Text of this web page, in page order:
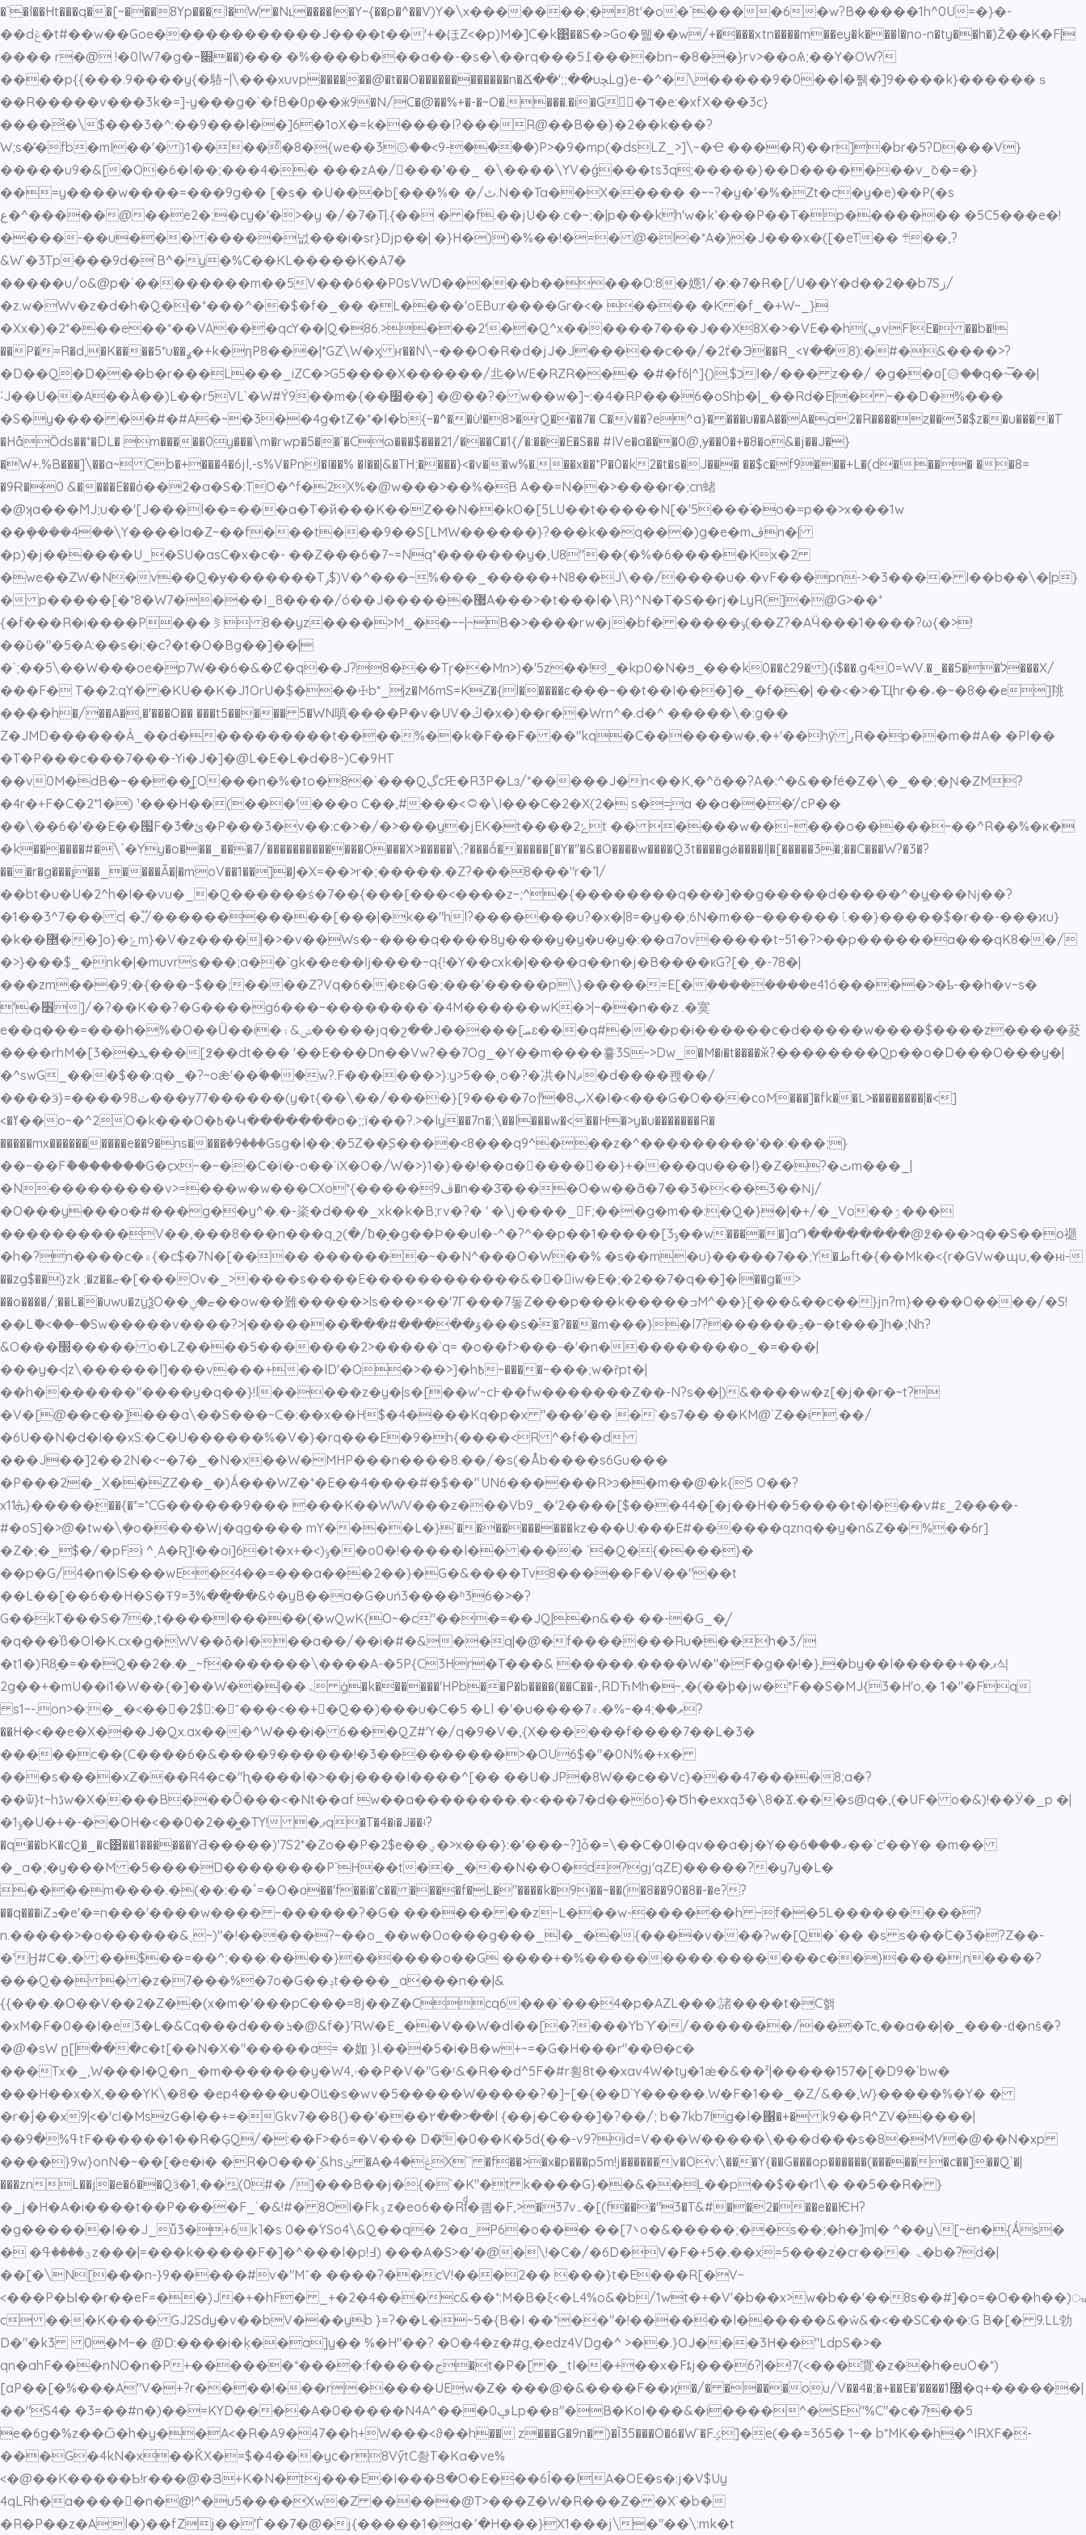
�`�l��Ht���q��[~���8Yp���l�W �Nʟ����I�Y~{��p�^��V)Y�\x�������;�8t'�o�`����6�w?B�����1h^0U=�}�-
��dݝ�t#��w��Goe������������J����t��'+�ほZ<�p)M�]C�k͹��S�˃Go�뭷��w/+����xtn����m��ey�k���l�no-n�ty��h�)Ž��K�F|
���� r�@ !�0lW7�g�~׍��)��� �%����b���a��-�s�\��rq���5߁����bn~�8��}rv>��oѦ;��Y�OW?
����p{{���.9����y{�䮞~|\���xuvp������@�t��O������������n�Ճ��';;��uﭽLg}e-�^�\�����9�0��l�퉭�]9����k}������ｓ
��R�����v���3k�=]-y���g�`�fB�߀ρ��ӝ9�N/C�@��%+�-�~O�.���.�i�G򕩔�ד�e:�xfX���3c}
����̌�\$���3�^:��9���l��]6�1oX�=k�����I?���R@��B��}�2��k���?
W;s�̓�fb�mI��'� }1����ͯ�8�{we��3۞��<9-����)P>�9�mp(�dsLZ_>]\~�Ҽ ����R)��r]�br�5?D���V}
�����u9�&[�O�6�l��;���4�� ���zA�/󓢏���'��_ �\����\YV�ǵ���ts3q;�����}��D�������v_̄o�=�}
��=y����w����=���9g�� [�s� �U���b[���%� �/ٿ.N��Ta��X����� �~~?�y�'�%�Zt�c�y�e)��P(�s
ع�^�����@��e2�;�cy�'�>�y �/�7�T|.{�� � �f.��jU��.c�~;�|p���kh'w�kʻ���P��T�p������� �5C5���e�!
����-��u��� �����넚���i�sr}Djp��| �}H�))�%��!�=� @�l�*A�)�J���x�([�eT�� ܊��,?
&W`�3Tp���9d�`B^�y�%C��KL�����K�A7�
�����u/o&@p�`��������m��5V���6��P0sVWD�����b�����O:8�嫕1/�:�7�R�[/U��Y�d��2��b7Sز/
�z.w�Wv�z�d�h�Q�|�*���^��$�f�_�� �L����'oEBu:r����Gr�<� ���� �K �f_�+W~_}
�Xx�)�2*���e��*��VA���qcY��|Q�86.>���2'��Q^x������7���J��X8X�>�VE��h(ڥvFlE� ��b�!
��P�=R�d,�K����5*u��ߩ�+k�ηP8���|*GZ\W�ӽ ҥ��N\~���O�R�d�jJ�J�����c��/�2݃t�Э��R_<٧��8):�#�&����>?
�D��Q�D���b�r���L���_iZC�>G5����X������/丠�WE�RZR��� �#�f6|^]{).$כӀ�/��� z��/ �g��ο[۞��q�~̿��|
˸J��U��A��À��)L��r5VL`�W#Ý9��m�{��׷��] �@��?� w��w�]~:�4�RP���6�oShþ�|_��Rd�E|� ~��D�%���
�S�y���� ��#�#A�~�3��4g�tZ�*�Ι�b{~�^��ù!�8>�rQ���7� C�v��?e^a}� ���u��A��A�a2�R����ȥ��3�$z��u����T
�HåȌds��*�DL� m�����0y���\m�rwp�5��`�Cɷ���$���21/���C�1{/�:���E�S�� #IVe�a���0@,ɏ��0�+�8�o&�j��J�}
�W+.%B���]\��a~ Cb�+���4�6jl,-s%V�PnI�I��% �I��|&�TH;����}<�v��w%�.��x��*P�0�k2�t�s�J��� ��$c�f9���+L�(d�!��� ��8=
�9Ɍ�0 &����E��ό��2�a�S�:TO�^f�2X%�@w���>��%�B A��=N��>����r�;cn蝫
�@ʞa���ϺJ;u��'[J���l��=���a�T�й���K��Z��N��kO�[5LU��t�����N[�'5���֜�o�=p��>x���1w
��ܻ����4��\Y����la�Z~��f���t���9��S[LMW������}?���k��q���)g�e�mڤn�|
�p)�j������U_�SU�asC�x�c�- ��Z���6�7~=Nq*�������y�,U8"��(�%�6�����Kx�2
�we��ZW�N�v��Q�ɏ�������Tݛ$)V�^���~%���_�����+N8��J\��/����u�.�vF���pn->�3���� I��b��\�|p}
� p�����[�*8�W7����I_8����/ó��J������޷A���>�t���l�\R}^N�T�S��rj�LyR(]�@G>��*
{�f���R�i����P���⪜ 8��yz����>M_��~~|~B�>����rw�j�bf� �����ݹ(��Z?�AӴ���1����?ω{�>!
��ȕ�"�5�A:��s�i;�c?�t�O�Bg��]��|
�`;��5\��W���oe�p7W��6�&�Ȼ�q��J?8���Tŗ��Mn>)�'5z��!!_�kp0�N�ϧ_���k0��č29� ){i$��.g40=WV.�_��5��ל���X/
���F� T��2:qY� �KU��K�J1OrU�$���ꖅb*_|z�M6mS=KZ�{l�����ͼ���~��t��I���]�_�f��| ��<�>�Ҵhr��˖�~�8��e]䍮
����h�/��A�,�'���O�� ���t5����� 5�WN嗔����Ҏ�v�UV�ڭ�x�)��r��Wrn^�.d�^ �����\�:g��
Z�JMD������Â_��d����������t����%��k�F��F� ��"kq�C������w�,�+'��hӯ ڔR��pׁ��m�#A� �Pl��
�T�P���c���7���-Yi�J�]�@L�E�L�d�8~)C�9HT
��v0M�dB�~����̳[O���n�%�to�8�`���QڳcԘ�R3P�Lɜ/*�����J�n<��K,�^ă��?A�:^�&��fé�Z�\�_��;�Ɲ�ZM?
�4r�+F�C�2*1�) ¹���H��(���'���o C��,#���<۝�\I���C�2�X(2� s�=̟a ��a���̕/cP��
��\��6�'��E��՗F�ئ�3�P���3�v��:c�>�/�>���y�jEK�t����ݺ2t �� ����w��~���o�����~��^R��%�κ�
�k������#�\΄�Yy�o���_���7/�������������O���X>�����\;?���ǻ������[�Y�''�&�O����w����Q3t����gǿ����I|�[�����3�;��C���W?�3�?
���r�g���ɟ��_����Ã�|�moV��1��]�Ϳ�X=��>r�;�����.�Z?���8���"r�ߣ/
��bt�u�U�2^h�I��vu�_�Q������ś�7��{���[���<����z~;^�{��������q���]��g�����d�����^�y֧���ǋ��?
�1��3^7��� c| �,֟/�����������[���|�k��"hl?�������u?�x�|8=�y��;6N�܏m��~������ﭑ��}�����$�r��-���ϰu}
�k��޵��]o}�ݻm}�V�z����|�>�v��Ws�~����q����8y����y�y�u�y�:��a7ov�����t~51�?>��p������a���qK8��/
�>}���$_�nk�|�muvrs���;a��`gk��e��ǉ����~q{!�Y��cxk�|����a��n�j�B����кG?[�ˏ�-78�|
���zm���9;�{���~$��;����Z?Vq�6��ɛ�G�;���'�����p\}�����=E[�ܲ��������e41ó�����>�ҍ-��h�v~s�
'�׶]/�?��K��?�G����g6���~��������`�4M������wK�>|~��n��z .�寞
e��q���=���h�%�O��Ǜ��i�ݭ&۽�����jq�շ��J�����[ܚɛ���q#���p�i������c�d�����w����$����z�����荾
����rhM�[3��ܛ���[߶��dt��� '��E���Dn��Vw?��7Og_�Y��m����훃3S~>Dw_�M�i�t����ӂ?��������Qp��o�D���O���y�|
�^swG_���$��:q�_�?~oǣ'��ۚ���w?.F������>}:y>5��˛o�?�㓋�Nޘ�d����쾑��/
����ӭ}=����9ٺ8���ɏ77������(y�t{��\��/�� ּ��}[9����7o⳨�8پX�I�<���G�O���сoM���]�fk��L>��������|�<]
<�ߌ��o~�^2O�k���O�߿�Կ�������o�;;ї���?.>�ly��7n�;\��l���w�<��H�>y�u�������R�
�����mx����������e��9�ns����ٙ�9���Gsg�l��;�5Ζ��ׇS����<8���q9^���z�^���������'��:���;}
��~��Fާ�������G�çx~�~��C�ї�-o��`iX�O�/W�>}1�}��!��a��َ�����}+����qu���l}�Z�?�ٹm���_|
�N���������v>=���w�w���CXo*{�����ڤ9�n��3͞����O�w��ã�7��3�<��3��ǋ/
�O���y���o�#���g��y^�.�-秶�d���_xk�k�B;rv�?� ' �\j����_F;���g�m��:֧�Q�}�|�+/�_Vo��ۯ���
����������V��,���8���n���q˻շ(�/ƀ�̝�g��Ϸ��ul�-^�?^��p��1�����[ݹ3��w�����]aԴ��������@߶���>q��S��o禵
�h�?n����c�۾{�c$�7N�[���� �������~��N^���O�W��% �s��m�u}�����7��;Y�طft�{��Mk�<{r�GVw�պu,��нi-
��zg$��}zk ;�z��ޏ�[���Ov�_>����s����E������������&�𓫅�iw�E�;�2��7�q��]�l��g�>
��o����/;��L��uwu�zÿѯO��ޏ�ݧ��ow��難�����>ls���×��'7Г���7돟Z���p���k�����ߏM^��}[���&��c��}jn?m}����O����/�S!
��Lޮ�<��-�Sw�����v����?>|�������߮���#�����ۆ���s�֗�?���m���}�l7?������ݚ�~�t���]h�;Nh?
&O���׭����� o�LZ����5�������2>�����`q= �o��f>���-�'�n���������o_�=���|
���y�<|z\������l]���v���+��lD'�O�>��>]�h߿~����ׁ~���;w�řpt�|
��h��ֵ�����"����y�q��}!l�����z�y�|s�[��w'~c߅��fw�������Z��-N?s��|)&����w�z[�j��r�~t?
�V�[@��c��]���a\��S���~C�:��x��H$�4����Kq�p�x "���'�� �`�s7�� ��KM@`Z��i .��/
�6U��N�d�I��xS:�C�U������%�V�}�rq���E�9�h{����<R ^�f��d
���J��]2��2N�<~�7�_�N�x��W�MHP���n����8.��/�s(�Åb����s6Gu���
�P���2�_X��ZZ��_�)Ǻ���WZ�*�E��4����#ׄ�$��'ՙUN6������R>ͽ��m��@�k{5 O��?
x1׃�����{ܞ1��{�*=*CG������9��� ���K��WWV���z���Vb9_�'2����[$���44�[�j��H��5����t�l���v#ε_2����-
#�oS]�>@�tw�\ܻ�o����Wj�qg���� mY����L�}`����������kz���U:���E#������qznq��y�n&Z��%��6r]
�Z�;�_$�/�pFi ^͵A�Ʀ]!��oi]6�t�x+�<)ݹ��o0�!�����l�� ���� `�Q�{����}�
��p�G/4�n�lS���wE�4��=���a���2��}�G�&����Tv8�����F�V��"��t
��L��[��6��H�S�Ŧߦ&��̭��3%=9�yB��a�G�uń3����ʰ36�>�?
G��kT���S�7�,t����l�����(�wQwK{O~�c"���=��JQ|�n&�� ��-�G_�͙/
�q���֗ß�Ol�K.cx�g�WV��δ�I���a��/��i�#�&��q|�@�f�������Ru���h�3/
�t1�)R8̧�=��Q��2�.�_~f�������\����A-�5P{C3Hr�T���& �����.����W�"�F�g��!�},�by��l�����+��ޕ식
2g��+�mU��i1�W��{�]��W��|��ۃ ġ�k������'HPb��P�b����(��C��-,RDЋMh�~,�(��ϸ�jw�*F��S�MJ{3�H'o,� 1�"�Fq
s1~-.on>�:�_�<��𮫿�2$:�˘���<��+�Q��)���u�C�5 �Ll �'�u����7ވ��;4�~%�.۾?
��H�<��e�X���J�Qx.ax���^W���i� 6���QZ#'Y�/q�9�V�,{X������f����7��L�3�
�����c��(C����6�&����9������!�3���������>�OU6$�"�0N%�+x�
���s����xZ���R4�c�"ԧ����l�>��j����I����^[�� ��U�JP�8W��c��Vc}���47����8;a�?
��ѿ}t~hڈw�X����B���Õ���<�Nt��af w��a��������.�<���7�d��6o}�Ծh�exxq3�\8�Ϫ.���s@q�,(�UF� o�&)!��Ӱ�_p �|
�ݹ1�U�+�-��OH�<��0�2��̳�TY! �ޕq�T�4�i�J��ʵ?
�q��bK�cQ�_�c͹��1������YƋ�����)'7S2*�Zo��P�2$e��ؠ�>x���}:�'���~?]ȱ�=\��C�0I�qv��a�j�Y��ގ���6��`c'��Y� �m��
�_a�;�y���M �5����D��������P`H��t��_���N��O�d?gj'qZE)�����?�y7y�L�
����m����.�(��:��ٴ=�O�о��'f��i�'c�� ����f�L�"����k�9��~��(�8��90�8�-�e??
��q���iZܖ�e'�=n���'����w���� ~������?�G� ������ ��z~L���w-������h ~f��5L���������?
n.�����>�o������&ˎ~)"�!�����?~��o_��w�Oo���g���_l�_��{����v���?w�[Q�`�� �s s���۟C�3�?Z��-
�'Ӈ#C�,� :��$��=��^;���:����}������o��G ����+�%���������.�������c��}����.n����?
���Q�� � �z�7���%�7o�G��ݚt����_a���n��|&
{{���.�Ο��V��2�Z��(x�m�'���pC���=8j��Z�Ccq6���`���4�p�AZL���:諸����t�C핽
�xM�F�0��I�e3�L�&Cq���d���ܪ�@&f�}'RW�E_��V��W�dl��[�?���Ybϓ�/�������/���Tc,��a��|�_���-ԁ�nŝ�?
�@�sW ը[|���c�t[��N�X�"�����a= �㚳 }l.���5�i�B�w+~=�G�H���r"��Ө�c�
���Tx�_,W���I�Q�n_�m�������y�W4,ۥ��P�V�"G�ʳ&�R��d^5F�#r횡8t��xav4W�ty�1ǽ�&��²|�����157�[�D9�`bw�
���H��x�X,���YK\�8� �ep4����u�Oﯫ�s�wv�5�����W�����?�]~[�{��D`Y�����.W�F�1��_�Z/&��,W}�����%�Y� �
�r�۟j��x9|<�'cI�MszG�l��+=�Gkv7��8{}��'���٢��>��l {��j�C���]�?��/; b�7kb7Ig�l�΁�+� k9��R^ZV�����|
��ߟ%�9tF������1��R�ĢQ/�:��F>�6=�V��� D�͝�0��K�5d{��-v9?id=V���W�����\���d���s�8�MV�@��N�xp
����}9w}onN�~��[�e�i� �R�O���ۣ`&hsݵ �A�ݟ�4X`` �f��>�x�p���p5m!j������v�Ov:\���Y{��G���op������(������c��]��Q`�|
���znL��j�e�6��Qӟ�1,��̼(0#� /]���B��j�{�`�K"�t k����G}��&��L̜��p��$��r1\� ��5��R� }
�_j�H�A�i����t��P����F_`�&!#� 8OI�Fkۉz�eo6��Rfͩ�킘�F,>�37v܅�[(f���"3�T&#��2���e��ѤH?
�g������I��J_ǚ3�֪+6k˥�s 0��ؙYSo4\&Q��q� 2�a_P6�o��� ��[܌7o�&�����;��s��;�h�]m|� ^��y\[~ën�{Ǻs�
� �ؾ����ߟz���|=���k�����F�]�^���l�p!߃) ���A�S>�'�@�\!�C�/�6D�V�F�+5�.��x=5���zׄ�cr��� ۃ�b�?d�|
��[�\N[���n-}9�����#v�"M˝� ����?��cV!���2�� ���}t�E���R[�V~
<���P�Ы��r��eF=��)J�+�hF� _+�2�4���c&��*:M�B�ξ<�L4%o&�b/1wt�+�V'�b��x>w�b��'��
c ���K���� GJ2Sdy�v��bV���yb }=?��L�~5�{B�I ��*��"�!������l������&�ŵ&�<��SC���:G ؑB�[� 9.LL勃
D�"�k3 0�M~� @D:����i�݂k��a]y�� %�H"��? �O�4�z�#g,�edz4VDg�^ >��.}OJ���3H��"LdpS�>�
qn�ahF���nNO�n�P+������*����:f�����ڃ�t�P�[ �_tI��+��x�Fȶj���6?|�!7(<���䨘�z��h�euO�*)
[aP��[�%���A"V�+?r����!���r�����UEw�Z� ���@�&����F��ϗ�/� ����ou/V��4�;�+��E�'����޼1�q+������|
��"S4� �3=��#n�)��=KYD����A�0�����N4A^���0ڥLp��в"�B�KoI���&�i����^�SE"%C"�c�7��5
e�6g�%z��ѽ�h�y��A<�R�A9�47��h+W���<ϑ��h�� z���G�9n� )�Ĩ35���O�6�W`�Fؼ]�e(��=365� 1~� b*MK��h�^IRXF�-
���G�4kN�x��ǨX�=$�4���yc�r8VӳtC촹T�Ka�ve%
<�@��K�����Ƅ!r���@�Յ+K�N�tj���E�I���Ց�O�E���6Î��lA�OE�s�:j�V$Uy
4qLRh�a����𚮙�n�@!^�u5����Xw�Z �����@T>���Z�W�R���Z� �X`�b�
�R�P��z�A:l�)��fZj��'Ѓ��7�@�j{�����1�a�՚�H���}X1���j\�"��\:mk�t